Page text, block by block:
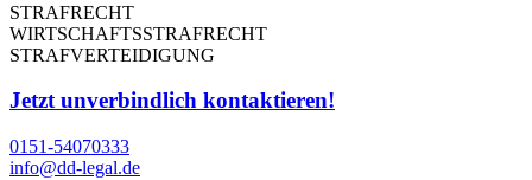
STRAFRECHT
WIRTSCHAFTSSTRAFRECHT
STRAFVERTEIDIGUNG
Jetzt unverbindlich kontaktieren!
0151-54070333
info@dd-legal.de